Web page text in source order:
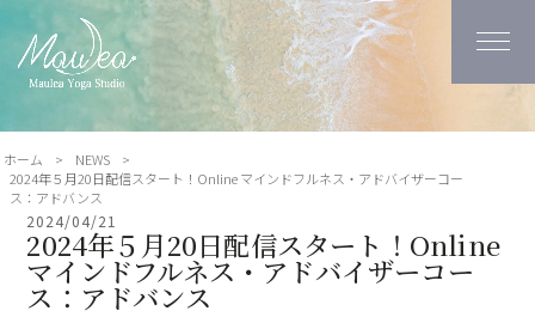
ホーム > NEWS
>
2024年５月20日配信スタート！Online マインドフルネス・アドバイザーコー
ス：アドバンス
2024/04/21
2024年５月20日配信スタート！Online
マインドフルネス・アドバイザーコー
ス：アドバンス